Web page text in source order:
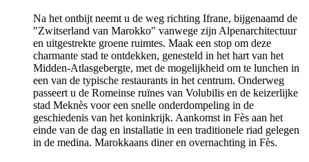
Na het ontbijt neemt u de weg richting Ifrane, bijgenaamd de
"Zwitserland van Marokko" vanwege zijn Alpenarchitectuur
en uitgestrekte groene ruimtes. Maak een stop om deze
charmante stad te ontdekken, genesteld in het hart van het
Midden-Atlasgebergte, met de mogelijkheid om te lunchen in
een van de typische restaurants in het centrum. Onderweg
passeert u de Romeinse ruïnes van Volubilis en de keizerlijke
stad Meknès voor een snelle onderdompeling in de
geschiedenis van het koninkrijk. Aankomst in Fès aan het
einde van de dag en installatie in een traditionele riad gelegen
in de medina. Marokkaans diner en overnachting in Fès.